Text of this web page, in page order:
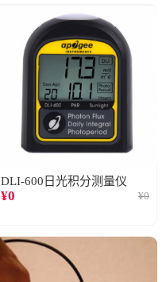
DLI-600日光积分测量仪
¥0 ¥0